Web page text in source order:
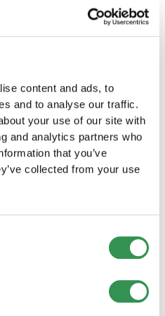
content and ads, to
and to analyse our traffic.
your use of our site with
and analytics partners who
that you’ve
collected from your use
rechnen. Die
anderen Rechtsform
Nidwalden
im Kanton
Ihr eigenes
Region.
als GmbH im Kanton
Sie von den